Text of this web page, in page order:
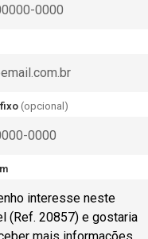
(opcional)